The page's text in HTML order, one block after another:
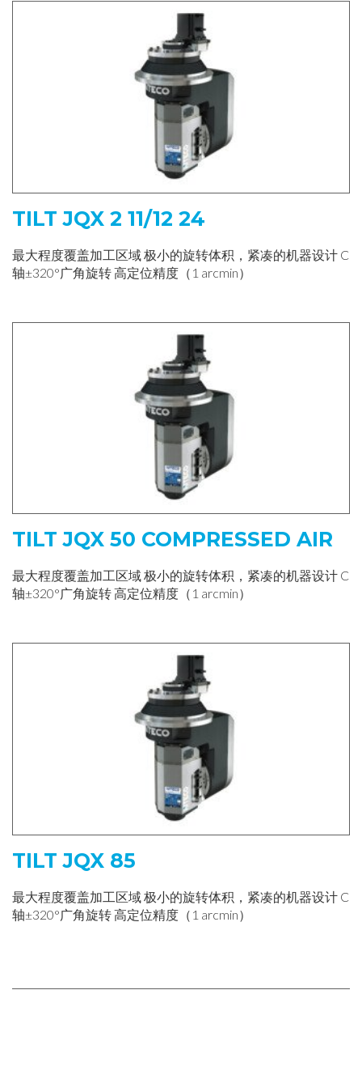
TILT JQX 2 11/12 24
最大程度覆盖加工区域 极小的旋转体积，紧凑的机器设计 C
轴±320°广角旋转 高定位精度（1 arcmin）
TILT JQX 50 COMPRESSED AIR
最大程度覆盖加工区域 极小的旋转体积，紧凑的机器设计 C
轴±320°广角旋转 高定位精度（1 arcmin）
TILT JQX 85
最大程度覆盖加工区域 极小的旋转体积，紧凑的机器设计 C
轴±320°广角旋转 高定位精度（1 arcmin）